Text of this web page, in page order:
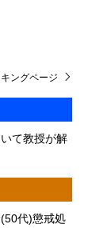
て教授が解
代)懲戒処
ングページ